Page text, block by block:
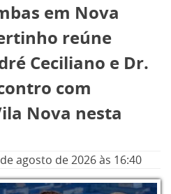
fluminense foi
Superior Eleitoral
do caso,
do registro de
Vieira de Souza, o Dr.
ficou configurado o
do prefeito, o
Federal.
em Nova
reúne
Ceciliano e Dr.
com
Nova nesta
agosto de 2026às 16:40